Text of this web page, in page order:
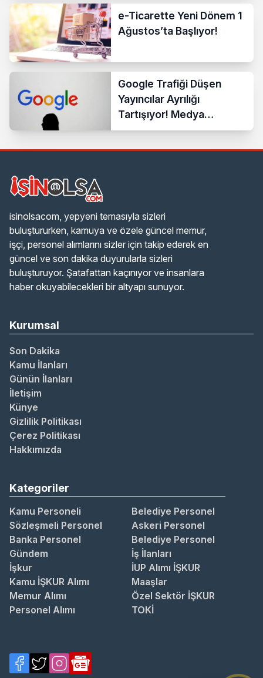
e-Ticarette Yeni Dönem 1
Ağustos’ta Başlıyor!
Google Trafiği Düşen
Yayıncılar Ayrılığı
Tartışıyor! Medya
Sektöründe Yeni Dönem
isinolsacom, yepyeni temasıyla sizleri
buluştururken, kamuya ve özele güncel memur,
işçi, personel alımlarını sizler için takip ederek en
güncel ve son dakika duyurularla sizleri
buluşturuyor. Şatafattan kaçınıyor ve insanlara
haber okuyabilecekleri bir altyapı sunuyor.
Kurumsal
Son Dakika
Kamu İlanları
Günün İlanları
İletişim
Künye
Gizlilik Politikası
Çerez Politikası
Hakkımızda
Kategoriler
Kamu Personeli
Belediye Personel
Sözleşmeli Personel
Askeri Personel
Banka Personel
Belediye Personel
Gündem
İş İlanları
İşkur
İUP Alımı İŞKUR
Kamu İŞKUR Alımı
Maaşlar
Memur Alımı
Özel Sektör İŞKUR
Personel Alımı
TOKİ